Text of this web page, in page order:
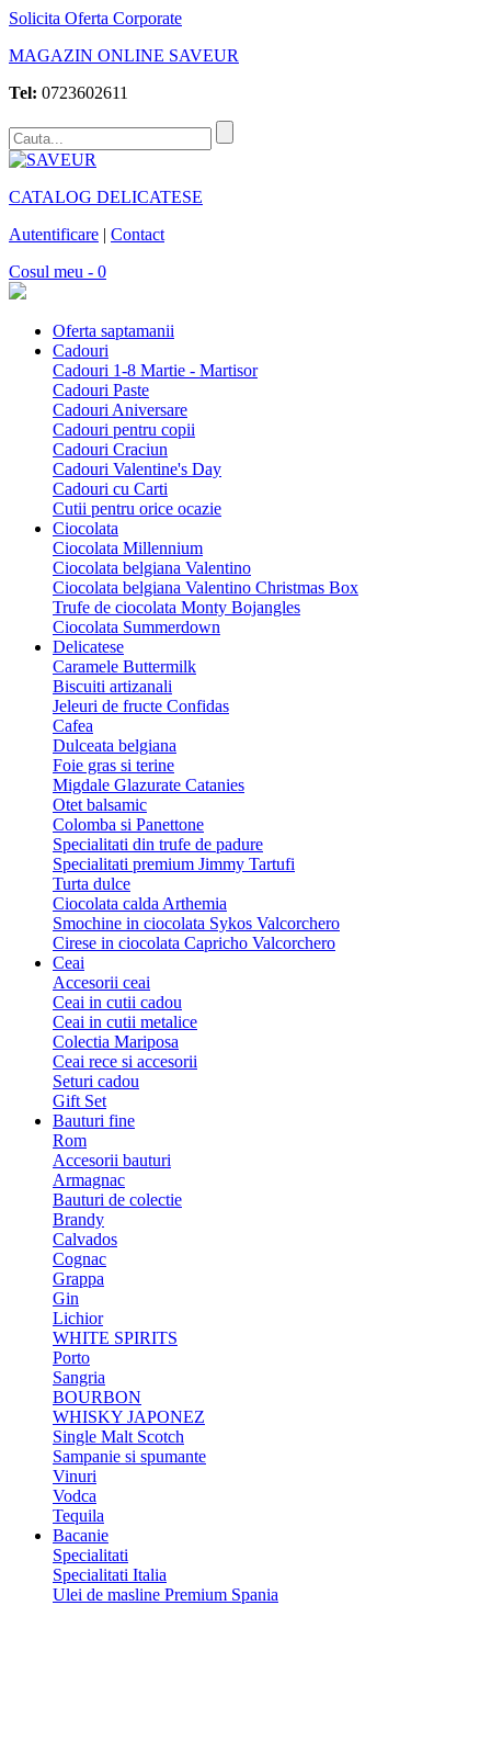
Solicita Oferta Corporate
MAGAZIN ONLINE SAVEUR
Tel: 0723602611
CATALOG DELICATESE
Autentificare | Contact
Cosul meu - 0
Oferta saptamanii
Cadouri
Cadouri 1-8 Martie - Martisor
Cadouri Paste
Cadouri Aniversare
Cadouri pentru copii
Cadouri Craciun
Cadouri Valentine's Day
Cadouri cu Carti
Cutii pentru orice ocazie
Ciocolata
Ciocolata Millennium
Ciocolata belgiana Valentino
Ciocolata belgiana Valentino Christmas Box
Trufe de ciocolata Monty Bojangles
Ciocolata Summerdown
Delicatese
Caramele Buttermilk
Biscuiti artizanali
Jeleuri de fructe Confidas
Cafea
Dulceata belgiana
Foie gras si terine
Migdale Glazurate Catanies
Otet balsamic
Colomba si Panettone
Specialitati din trufe de padure
Specialitati premium Jimmy Tartufi
Turta dulce
Ciocolata calda Arthemia
Smochine in ciocolata Sykos Valcorchero
Cirese in ciocolata Capricho Valcorchero
Ceai
Accesorii ceai
Ceai in cutii cadou
Ceai in cutii metalice
Colectia Mariposa
Ceai rece si accesorii
Seturi cadou
Gift Set
Bauturi fine
Rom
Accesorii bauturi
Armagnac
Bauturi de colectie
Brandy
Calvados
Cognac
Grappa
Gin
Lichior
WHITE SPIRITS
Porto
Sangria
BOURBON
WHISKY JAPONEZ
Single Malt Scotch
Sampanie si spumante
Vinuri
Vodca
Tequila
Bacanie
Specialitati
Specialitati Italia
Ulei de masline Premium Spania